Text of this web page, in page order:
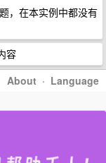
，在本实例中都没有
容
About · Language